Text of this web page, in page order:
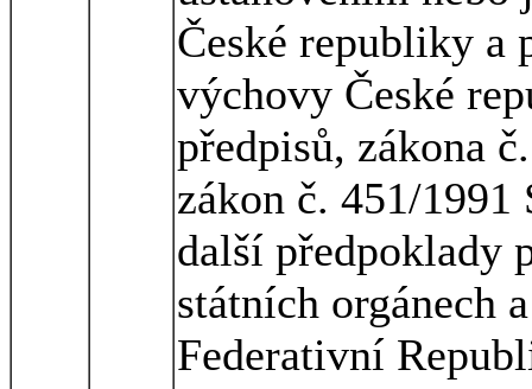
České republiky a
výchovy České
předpisů, zákona
zákon č. 451/1991
další předpoklady
státních orgánech
Federativní